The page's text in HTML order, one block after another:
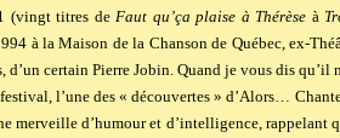
(vingt titres de Faut qu’ça plaise à Thérèse à
à la Maison de la Chanson de Québec, ex-
certain Pierre Jobin. Quand je vous dis qu’il
l’une des « découvertes » d’Alors…
merveille d’humour et d’intelligence, rappelant